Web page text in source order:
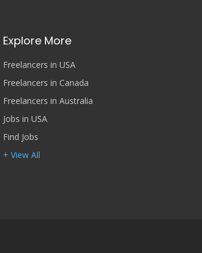
Explore More
Freelancers in USA
Freelancers in Canada
Freelancers in Australia
Jobs in USA
Find Jobs
+ View All